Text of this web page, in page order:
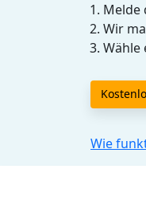
Melde
Wir
Wähle
Wie